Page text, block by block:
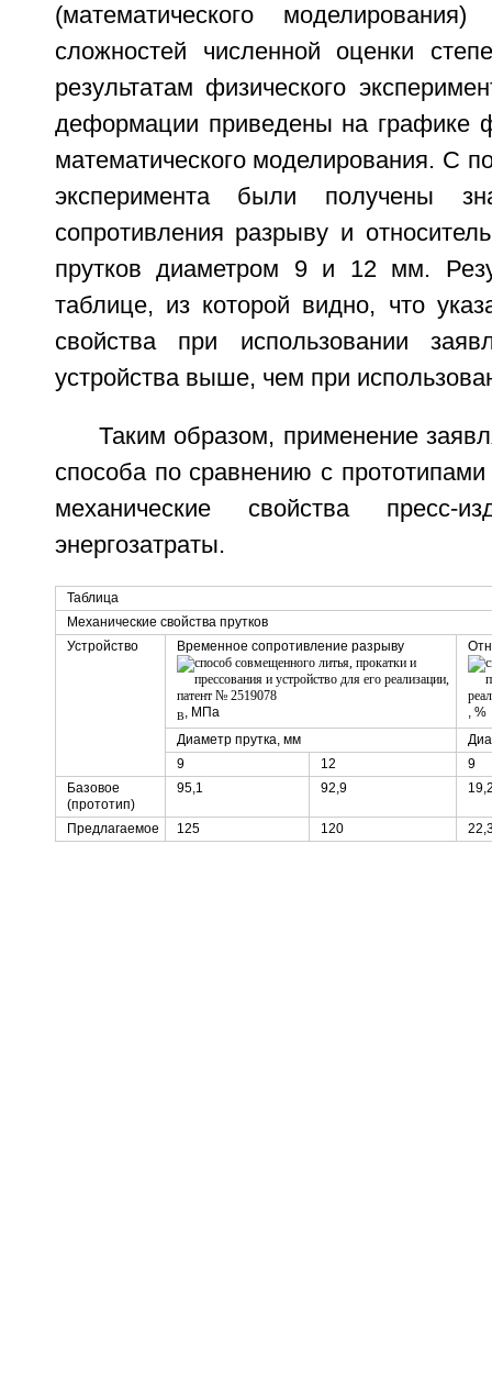
(математического
сложностей численной оценки
результатам физического
деформации приведены на графике
математического моделирования. С
эксперимента были получены
сопротивления разрыву и
прутков диаметром 9 и 12 мм.
таблице, из которой видно, что
свойства при использовании
устройства выше, чем при
Таким образом, применение
способа по сравнению с
механические свойства пресс-
энергозатраты.
Таблица
Механические свойства прутков
Устройство
Временное сопротивление разрыву
B, МПа
, %
Диаметр прутка, мм
9
12
9
Базовое
(прототип)
95,1 92,9
Предлагаемое 125 120